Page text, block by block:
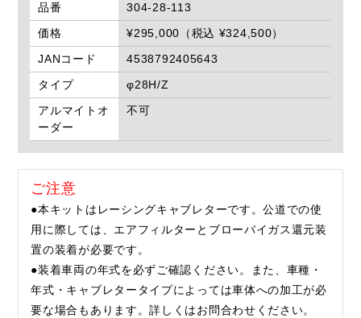
品番
304-28-113
価格
¥295,000（税込 ¥324,500）
JANコード
4538792405643
タイプ
φ28H/Z
アルマイトオ
ーダー
不可
ご注意
●本キットはレーシングキャブレターです。公道での使
用に際しては、エアフィルターとブローバイガス還元装
置の装着が必要です。
●装着車両の年式を必ずご確認ください。また、車種・
年式・キャブレタータイプによっては車体への加工が必
要な場合もあります。詳しくはお問合わせください。